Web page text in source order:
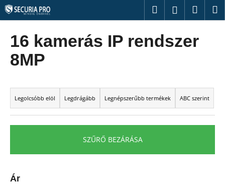
Ugrás
fő
tartalomhoz
Keresés Kosár
16 kamerás IP rendszer
8MP
T
e
r
m
k
k
Legolcsóbb elöl Legdrágább Legnépszerűbb termékek ABC szerint
SZŰRŐ BEZÁRÁSA
Ár
K
o
M
i
k
e